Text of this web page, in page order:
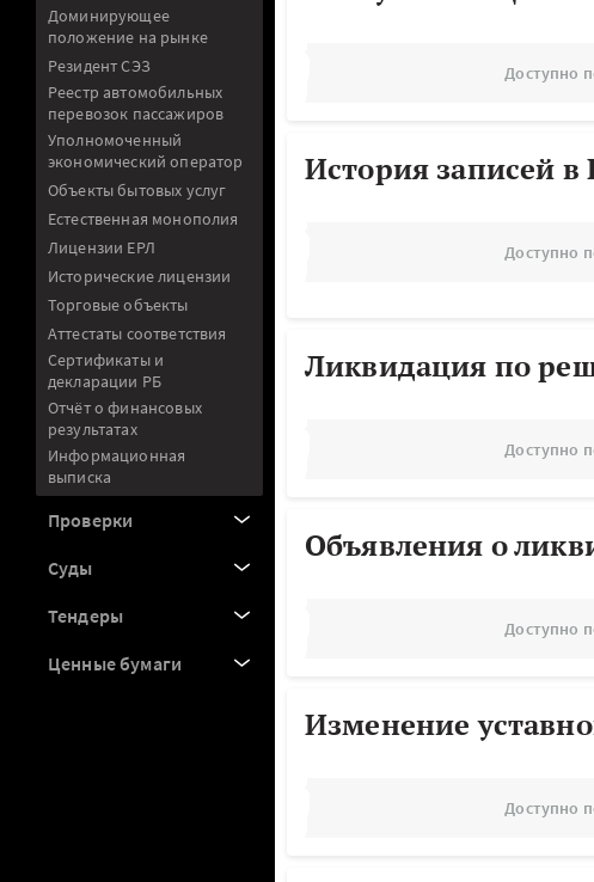
Доминирующее
положение на рынке
Резидент СЭЗ
Реестр автомобильных
перевозок пассажиров
Уполномоченный
экономический оператор
Объекты бытовых услуг
Естественная монополия
Лицензии ЕРЛ
Исторические лицензии
Торговые объекты
Аттестаты соответствия
Сертификаты и
декларации РБ
Отчёт о финансовых
результатах
Информационная
выписка
Проверки
Суды
Тендеры
Ценные бумаги
Доступно
История записей в
Доступно
Ликвидация по
Доступно
Объявления о
Доступно
Изменение
Доступно